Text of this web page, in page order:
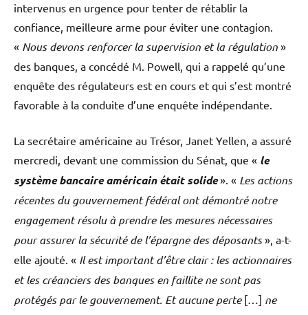
intervenus en urgence pour tenter de rétablir la
confiance, meilleure arme pour éviter une contagion.
« Nous devons renforcer la supervision et la régulation »
des banques, a concédé M. Powell, qui a rappelé qu’une
enquête des régulateurs est en cours et qui s’est montré
favorable à la conduite d’une enquête indépendante.
La secrétaire américaine au Trésor, Janet Yellen, a assuré
mercredi, devant une commission du Sénat, que « le
système bancaire américain était solide ». « Les actions
récentes du gouvernement fédéral ont démontré notre
engagement résolu à prendre les mesures nécessaires
pour assurer la sécurité de l’épargne des déposants», a-t-
elle ajouté. « Il est important d’être clair : les actionnaires
et les créanciers des banques en faillite ne sont pas
protégés par le gouvernement. Et aucune perte […] ne